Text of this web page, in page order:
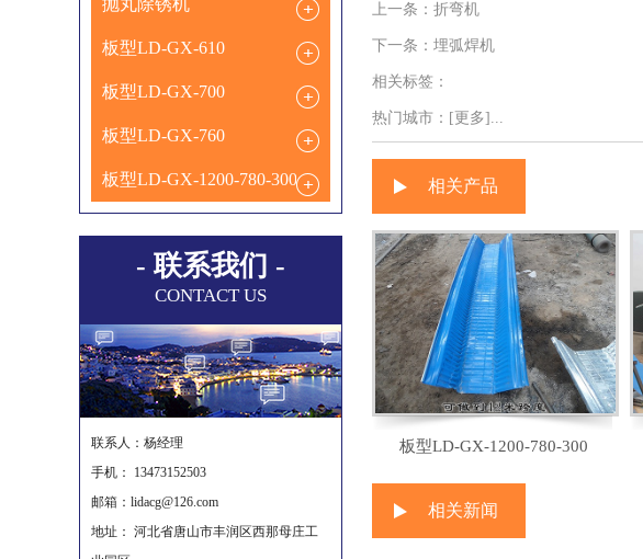
抛丸除锈机
板型LD-GX-610
板型LD-GX-700
板型LD-GX-760
板型LD-GX-1200-780-300
- 联系我们 -
CONTACT US
联系人：杨经理
手机： 13473152503
邮箱：lidacg@126.com
地址： 河北省唐山市丰润区西那母庄工
上一条： 折弯机
下一条： 埋弧焊机
相关标签：
热门城市： [更多]...
相关产品
板型LD-GX-1200-780-300
相关新闻